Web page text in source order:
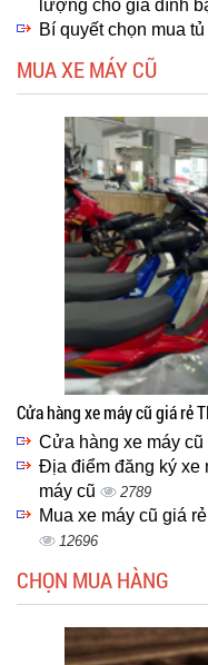
lượng cho gia đình
Bí quyết chọn mua
MUA XE MÁY CŨ
Cửa hàng xe máy cũ giá rẻ
Cửa hàng xe máy cũ
Địa điểm đăng ký xe
máy cũ
2789
Mua xe máy cũ giá
12696
CHỌN MUA HÀNG